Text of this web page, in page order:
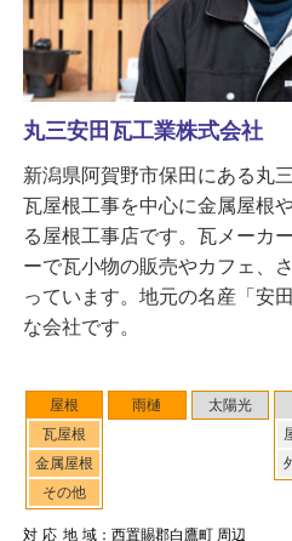
屋根
瓦屋根
金属屋根
その他
雨樋 太陽光
対応地域：西置賜郡白鷹町 周辺
丸三安田瓦工業株式会社
新潟県阿賀野市保田にある丸
瓦屋根工事を中心に金属屋根
る屋根工事店です。瓦メーカ
ーで瓦小物の販売やカフェ、
っています。地元の名産「安
な会社です。